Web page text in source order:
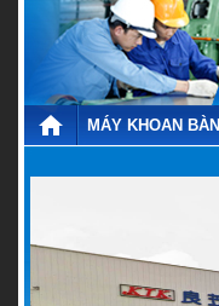
MÁY KHOAN BÀN